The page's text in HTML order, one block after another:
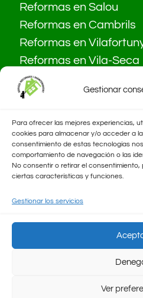
Gestionar
Para ofrecer las mejores experiencias,
cookies para almacenar y/o acceder a
consentimiento de estas tecnologías
comportamiento de navegación o las
No consentir o retirar el
ciertas características y funciones.
Gestionar los servicios
Ver
Reformas en Salou
Reformas en Cambrils
Reformas en
Reformas en Vila-Seca
Política de privacidad
Mapa del sitio SRM